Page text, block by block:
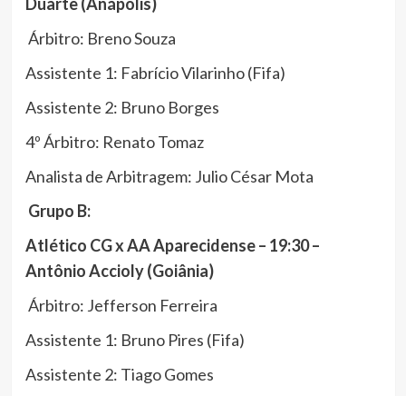
Árbitro: Breno Souza
Assistente 1: Fabrício Vilarinho (Fifa)
Assistente 2: Bruno Borges
4º Árbitro: Renato Tomaz
Analista de Arbitragem: Julio César Mota
Grupo B:
Atlético CG x AA Aparecidense – 19:30 –
Antônio Accioly (Goiânia)
Árbitro: Jefferson Ferreira
Assistente 1: Bruno Pires (Fifa)
Assistente 2: Tiago Gomes